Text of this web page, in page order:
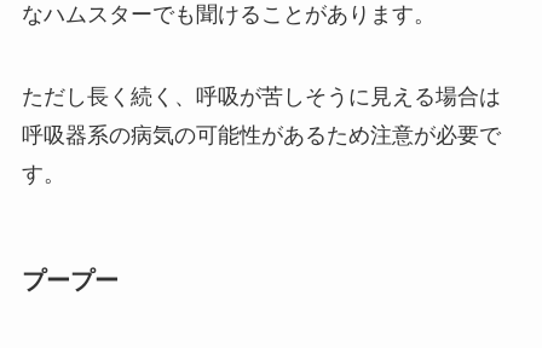
なハムスターでも聞けることがあります。
ただし長く続く、呼吸が苦しそうに見える場合は
呼吸器系の病気の可能性があるため注意が必要で
す。
プープー